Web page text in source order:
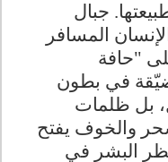
جبال
المسافر
"حافة
في بطون
بل ظلمات
والخوف يفتح
البشر في